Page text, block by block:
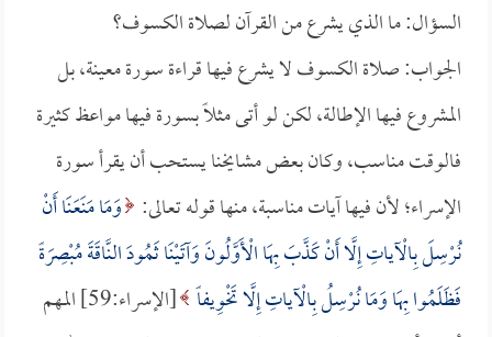
السؤال: ما الذي يشرع من القرآن لصلاة الكسوف؟
الجواب: صلاة الكسوف لا يشرع فيها قراءة سورة معينة، بل
المشروع فيها الإطالة، لكن لو أتى مثلاً بسورة فيها مواعظ كثيرة
فالوقت مناسب، وكان بعض مشايخنا يستحب أن يقرأ سورة
الإسراء؛ لأن فيها آيات مناسبة، منها قوله تعالى: وَمَا مَنَعَنَا أَنْ
نُرْسِلَ بِالْآياتِ إِلَّا أَنْ كَذَّبَ بِهَا الْأَوَّلُونَ وَآتَيْنَا ثَمُودَ النَّاقَةَ مُبْصِرَةً
فَظَلَمُوا بِهَا وَمَا نُرْسِلُ بِالْآياتِ إِلَّا تَخْوِيفاً
[الإسراء:59] المهم